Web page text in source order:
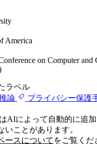
America
on Computer and
ラベル
論
プライバシー保護
AIによって自動的に追加
いことがあります。
ースについて をご覧くだ